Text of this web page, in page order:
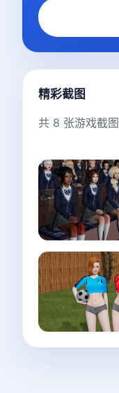
精彩截图
共 8 张游戏截图